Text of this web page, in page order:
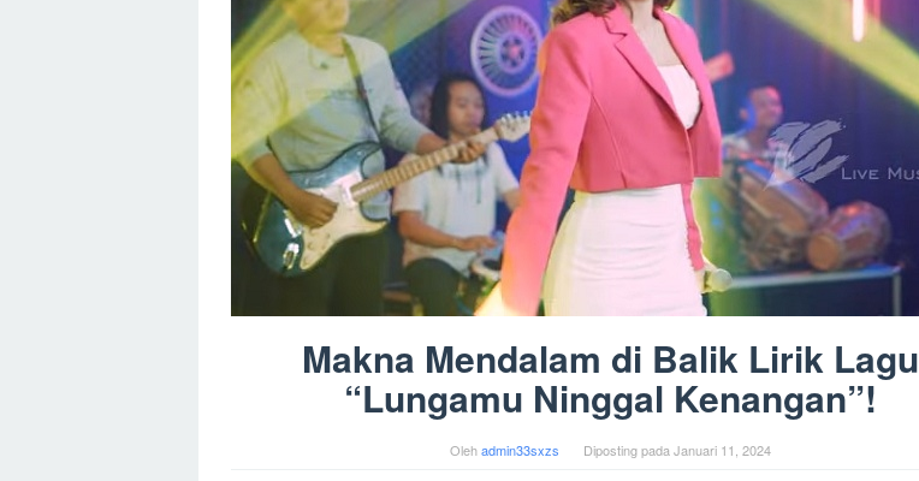
Makna Mendalam di Balik Lirik Lagu
“Lungamu Ninggal Kenangan”!
Olehadmin33sxzs Diposting pada Januari 11, 2024